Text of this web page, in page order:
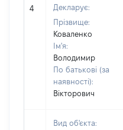
4
Декларує:
Прізвище:
Коваленко
Ім'я:
Володимир
По батькові (за
наявності):
Вікторович
Вид об'єкта: